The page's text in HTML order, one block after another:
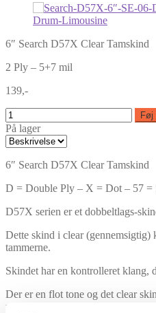
6″ Search D57X Clear Tamskind
2 Ply – 5+7 mil
139,-
Føj
På lager
6″ Search D57X Clear Tamskind
D = Double Ply – X = Dot – 57 =
D57X serien er et dobbeltlags-
Dette skind i clear (gennemsigtig)
tammerne.
Skindet har en kontrolleret klang,
Der er en flot tone og det clear
punch.